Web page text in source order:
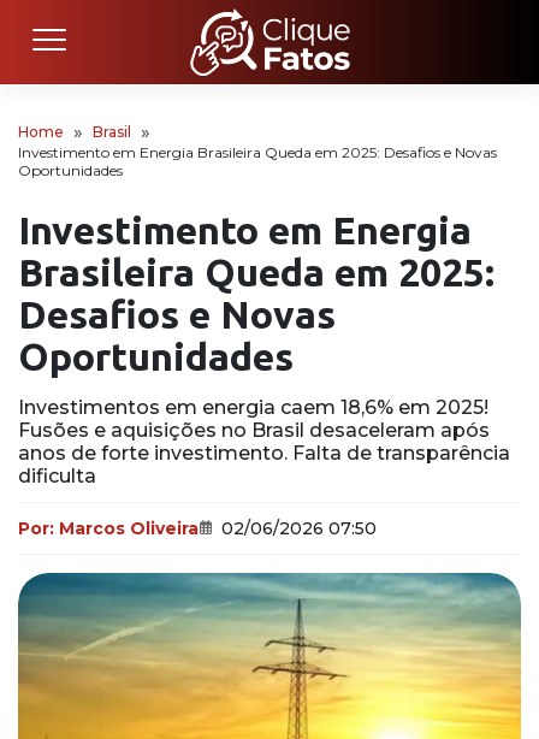
Home
Brasil
Investimento em Energia Brasileira Queda em 2025: Desafios e Novas
Oportunidades
Investimento em Energia
Brasileira Queda em 2025:
Desafios e Novas
Oportunidades
Investimentos em energia caem 18,6% em 2025!
Fusões e aquisições no Brasil desaceleram após
anos de forte investimento. Falta de transparência
dificulta
Por: Marcos Oliveira 02/06/2026 07:50